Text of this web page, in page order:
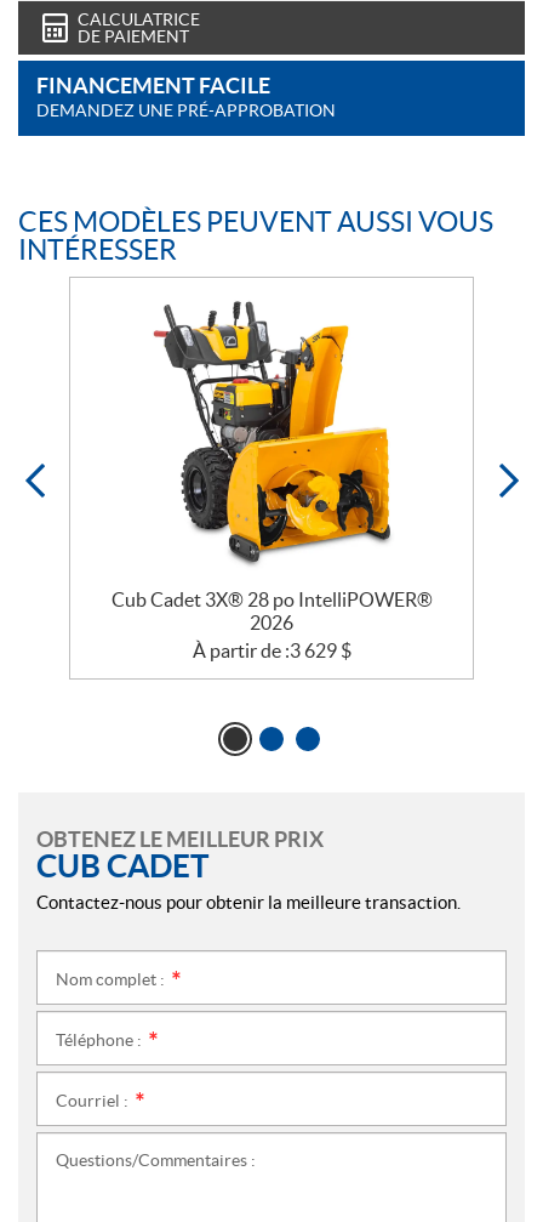
CALCULATRICE
DE PAIEMENT
FINANCEMENT FACILE
DEMANDEZ UNE PRÉ-APPROBATION
CES MODÈLES PEUVENT AUSSI VOUS
INTÉRESSER
Cub Cadet 3X® 28 po IntelliPOWER®
2026
À partir de :3 629 $
OBTENEZ LE MEILLEUR PRIX
CUB CADET
Contactez-nous pour obtenir la meilleure transaction.
Nom complet :
Téléphone :
Courriel :
Questions/Commentaires :